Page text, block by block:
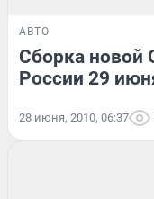
АВТО
Сборка новой
России 29
28 июня, 2010, 06:37